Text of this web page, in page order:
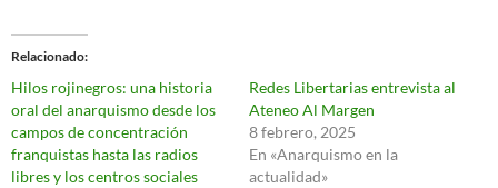
Relacionado
Hilos rojinegros: una historia
oral del anarquismo desde los
campos de concentración
franquistas hasta las radios
libres y los centros sociales
Redes Libertarias entrevista al
Ateneo Al Margen
8 febrero, 2025
En «Anarquismo en la
actualidad»